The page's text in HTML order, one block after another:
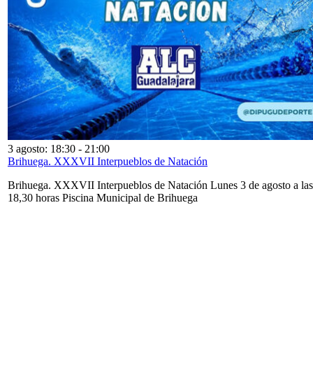
3 agosto: 18:30 - 21:00
Brihuega. XXXVII Interpueblos de Natación
Brihuega. XXXVII Interpueblos de Natación Lunes 3 de agosto a las
18,30 horas Piscina Municipal de Brihuega